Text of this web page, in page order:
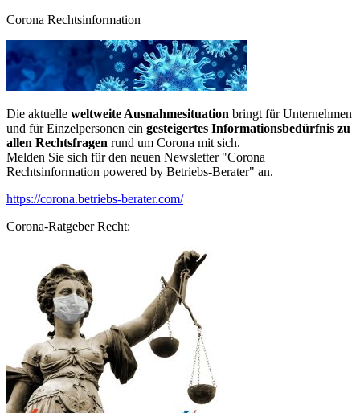
Corona Rechtsinformation
Die aktuelle weltweite Ausnahmesituation bringt für Unternehmen
und für Einzelpersonen ein gesteigertes Informationsbedürfnis zu
allen Rechtsfragen rund um Corona mit sich.
Melden Sie sich für den neuen Newsletter "Corona
Rechtsinformation powered by Betriebs-Berater" an.
https://corona.betriebs-berater.com/
Corona-Ratgeber Recht: